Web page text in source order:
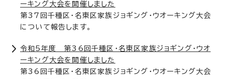
ーキング大会を開催しました
第37回千種区・名東区家族ジョギング・ウオーキング大会
について報告します。
令和5年度 第36回千種区・名東区家族ジョギング・ウオ
ーキング大会を開催しました
第36回千種区・名東区家族ジョギング・ウオーキング大会